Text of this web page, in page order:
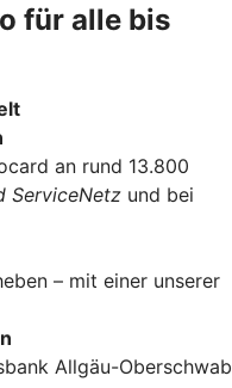
für alle bis
an rund 13.800
ServiceNetz und bei
– mit einer unserer
Allgäu-Oberschwab